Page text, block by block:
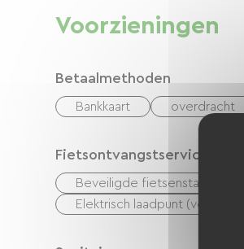
Voorzieningen
Betaalmethoden
Bankkaart overdracht
Fietsontvangstservice
Beveiligde fietsenstalling
Elektrisch laadpunt (voor e-